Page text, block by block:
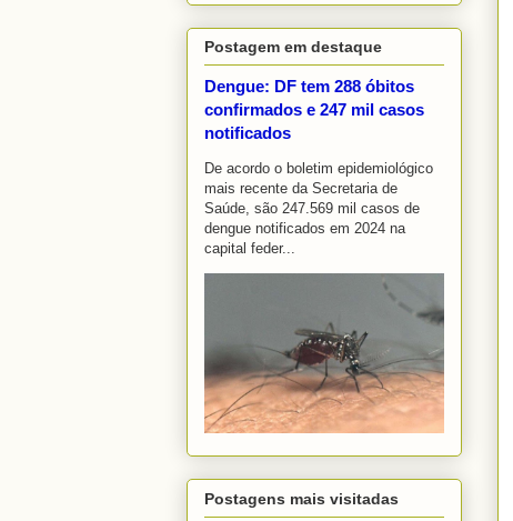
Postagem em destaque
Dengue: DF tem 288 óbitos
confirmados e 247 mil casos
notificados
De acordo o boletim epidemiológico
mais recente da Secretaria de
Saúde, são 247.569 mil casos de
dengue notificados em 2024 na
capital feder...
Postagens mais visitadas